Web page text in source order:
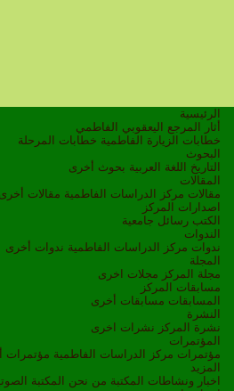
الرئيسية
أثار المرجع اليعقوبي الفاطمي
خطابات الزيارة الفاطمية خطابات المرحلة
البحوث
التاريخ
اللغة العربية بحوث أخرى
المقالات
مقالات مركز الدراسات الفاطمية مقالات أخرى
اصدارات المركز
الكتب رسائل جامعية
الندوات
ندوات مركز الدراسات الفاطمية ندوات أخرى
المجلة
مجلة المركز مجلات اخرى
مسابقات المركز
المسابقات مسابقات أخرى
النشرة
نشرة المركز نشرات اخرى
المؤتمرات
مؤتمرات مركز الدراسات الفاطمية مؤتمرات
المزيد
اخبار ونشاطات
المكتبة من نحن المكتبة